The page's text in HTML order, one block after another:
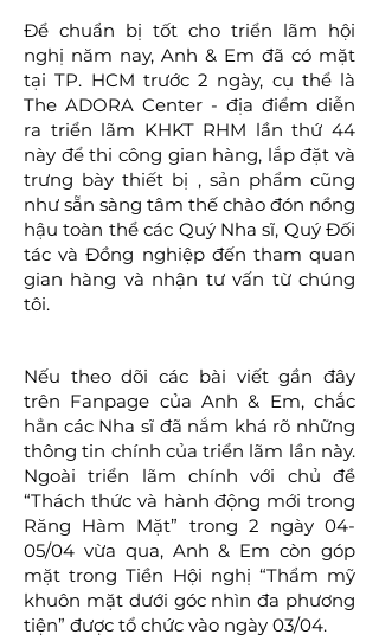
Để chuẩn bị tốt cho triển lãm hội
nghị năm nay, Anh & Em đã có mặt
tại TP. HCM trước 2 ngày, cụ thể là
The ADORA Center - địa điểm diễn
ra triển lãm KHKT RHM lần thứ 44
này để thi công gian hàng, lắp đặt và
trưng bày thiết bị , sản phẩm cũng
như sẵn sàng tâm thế chào đón nồng
hậu toàn thể các Quý Nha sĩ, Quý Đối
tác và Đồng nghiệp đến tham quan
gian hàng và nhận tư vấn từ chúng
tôi.
Nếu theo dõi các bài viết gần đây
trên Fanpage của Anh & Em, chắc
hẳn các Nha sĩ đã nắm khá rõ những
thông tin chính của triển lãm lần này.
Ngoài triển lãm chính với chủ đề
“Thách thức và hành động mới trong
Răng Hàm Mặt” trong 2 ngày 04-
05/04 vừa qua, Anh & Em còn góp
mặt trong Tiền Hội nghị “Thẩm mỹ
khuôn mặt dưới góc nhìn đa phương
tiện” được tổ chức vào ngày 03/04.